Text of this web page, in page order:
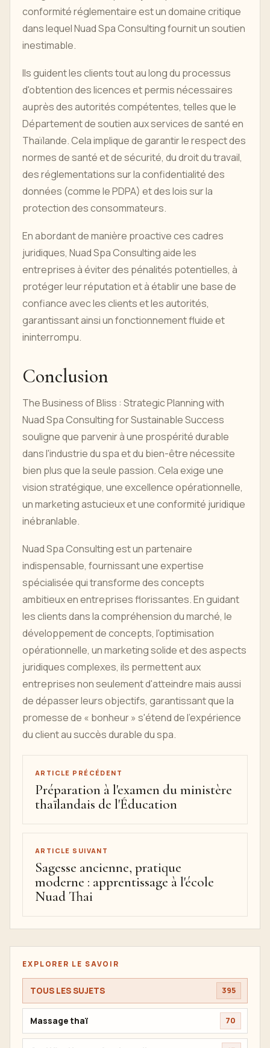
conformité réglementaire est un domaine critique
dans lequel Nuad Spa Consulting fournit un soutien
inestimable.
Ils guident les clients tout au long du processus
d'obtention des licences et permis nécessaires
auprès des autorités compétentes, telles que le
Département de soutien aux services de santé en
Thaïlande. Cela implique de garantir le respect des
normes de santé et de sécurité, du droit du travail,
des réglementations sur la confidentialité des
données (comme le PDPA) et des lois sur la
protection des consommateurs.
En abordant de manière proactive ces cadres
juridiques, Nuad Spa Consulting aide les
entreprises à éviter des pénalités potentielles, à
protéger leur réputation et à établir une base de
confiance avec les clients et les autorités,
garantissant ainsi un fonctionnement fluide et
ininterrompu.
Conclusion
The Business of Bliss : Strategic Planning with
Nuad Spa Consulting for Sustainable Success
souligne que parvenir à une prospérité durable
dans l'industrie du spa et du bien-être nécessite
bien plus que la seule passion. Cela exige une
vision stratégique, une excellence opérationnelle,
un marketing astucieux et une conformité juridique
inébranlable.
Nuad Spa Consulting est un partenaire
indispensable, fournissant une expertise
spécialisée qui transforme des concepts
ambitieux en entreprises florissantes. En guidant
les clients dans la compréhension du marché, le
développement de concepts, l'optimisation
opérationnelle, un marketing solide et des aspects
juridiques complexes, ils permettent aux
entreprises non seulement d'atteindre mais aussi
de dépasser leurs objectifs, garantissant que la
promesse de « bonheur » s'étend de l'expérience
du client au succès durable du spa.
ARTICLE PRÉCÉDENT
Préparation à l'examen du ministère
thaïlandais de l'Éducation
ARTICLE SUIVANT
Sagesse ancienne, pratique
moderne : apprentissage à l'école
Nuad Thai
EXPLORER LE SAVOIR
TOUS LES SUJETS 395
Massage thaï 70